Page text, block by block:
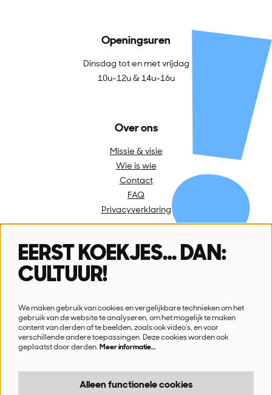
Openingsuren
Dinsdag tot en met vrijdag
10u-12u & 14u-16u
Over ons
Missie & visie
Wie is wie
Contact
FAQ
Privacyverklaring
Volg ons
Schrijf je in voor onze nieuwsbrief
Ik wil nieuws!
EERST KOEKJES… DAN:
CULTUUR!
We maken gebruik van cookies en vergelijkbare technieken om het
gebruik van de website te analyseren, om het mogelijk te maken
content van derden af te beelden, zoals ook video’s, en voor
verschillende andere toepassingen. Deze cookies worden ook
geplaatst door derden.Meer informatie…
Alleen functionele cookies